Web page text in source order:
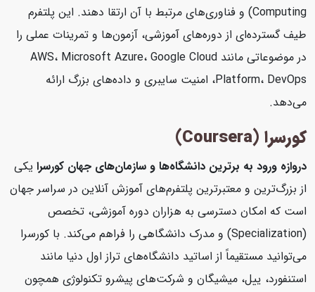
Computing) و فناوری‌های مرتبط با آن ارتقا دهند. این پلتفرم
طیف گسترده‌ای از دوره‌های آموزشی، آزمون‌ها و تمرینات عملی را
در موضوعاتی مانند AWS، Microsoft Azure، Google Cloud
Platform، DevOps، امنیت سایبری و داده‌های بزرگ ارائه
می‌دهد.
کورسرا (Coursera)
دروازه ورود به برترین دانشگاه‌ها و سازمان‌های جهان کورسرایکی
از بزرگ‌ترین و معتبرترین پلتفرم‌های آموزش آنلاین در سراسر جهان
است که امکان دسترسی به هزاران دوره آموزشی، تخصص
(Specialization) و مدرک دانشگاهی را فراهم می‌کند. با کورسرا
می‌توانید مستقیماً از اساتید دانشگاه‌های تراز اول دنیا مانند
استنفورد، ییل، میشیگان و شرکت‌های پیشرو تکنولوژی همچون